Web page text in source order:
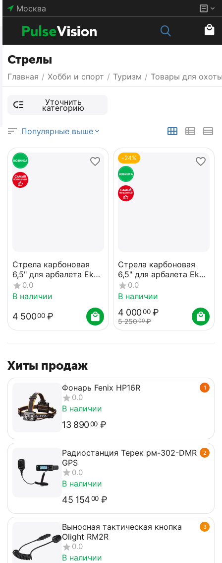
Москва
Стрелы
Главная / Хобби и спорт / Туризм / Товары для
Уточнить
категорию
Популярные выше
Стрела карбоновая
6,5" для арбалета Ek
Revo 7 наконечник
Broadhead (комплект 7
0.0
В наличии
4 50000 ₽
-24%
Стрела карбоновая
6,5" для арбалета Ek
Revo 7 (комплект 10
шт.)
0.0
В наличии
4 00000 ₽
5 25000₽
Хиты продаж
1
Фонарь Fenix HP16R
0.0
В наличии
13 89000 ₽
2
Радиостанция Терек рм-302-DMR
GPS
0.0
В наличии
45 15400 ₽
3
Выносная тактическая кнопка
Olight RM2R
0.0
В наличии